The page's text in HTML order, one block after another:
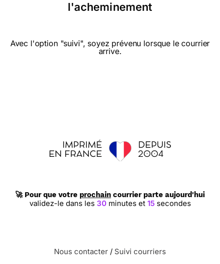
⭐⭐⭐⭐ le 05/05/20 : Sympa pour une
personne seule ou en convalescence. jolie
l'acheminement
Avec l'option "suivi", soyez prévenu lorsque le courrier
arrive.
🚀 Pour que votre prochain courrier parte aujourd'hui
validez-le dans les 30minutes et 13 secondes
Nous contacter / Suivi courriers